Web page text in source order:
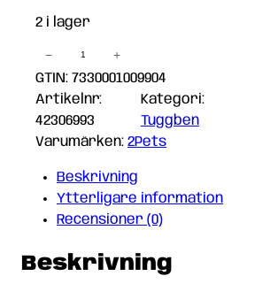
2 i lager
Tuggpinnar
Vridna
2Pets
Vita
100-
12×0,8cm
mängd
− +
GTIN: 7330001009904
Artikelnr:
42306993
Kategori:
Tuggben
Varumärken: 2Pets
Beskrivning
Ytterligare information
Recensioner (0)
Beskrivning